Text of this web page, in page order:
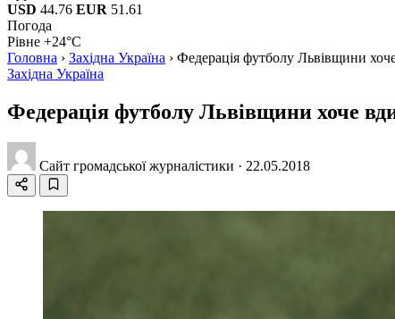
USD 44.76 EUR 51.61
Погода
Рівне +24°C
Головна › Західна Україна › Федерація футболу Львівщини
Західна Україна
Федерація футболу Львівщини хоче
Сайт громадської журналістики · 22.05.2018